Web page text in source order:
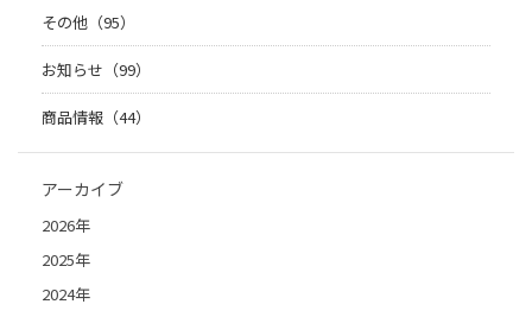
その他（95）
お知らせ（99）
商品情報（44）
アーカイブ
2026年
2025年
2024年